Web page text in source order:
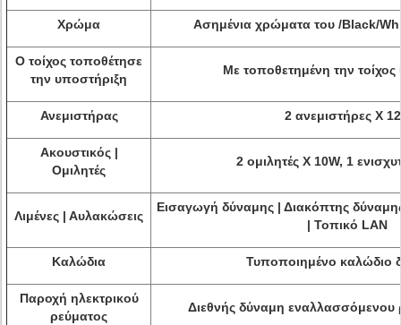
Χρώμα Ασημένια χρώματα του /Black/
Ο τοίχος τοποθέτησε
την υποστήριξη
Με τοποθετημένη την τοίχος
Ανεμιστήρας 2 ανεμιστήρες Χ
Ακουστικός |
Ομιλητές
2 ομιλητές Χ 10W, 1
Λιμένες | Αυλακώσεις
Εισαγωγή δύναμης | Διακόπτης
| Τοπικό LAN
Καλώδια Τυποποιημένο καλώδιο
Παροχή ηλεκτρικού
ρεύματος
Διεθνής δύναμη εναλλασσόμενου